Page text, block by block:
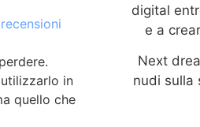
in
quello che
digital
e a
Next
nudi sulla